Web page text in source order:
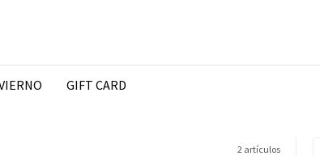
GIFT CARD
2 artículos